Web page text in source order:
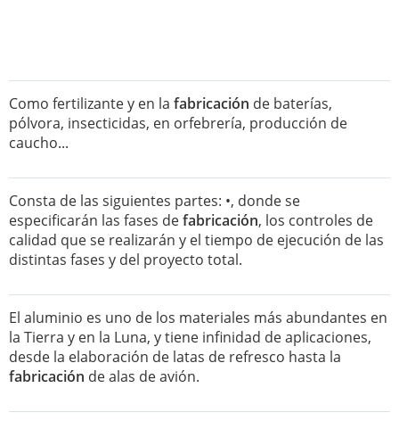
Como fertilizante y en la fabricación de baterías,
pólvora, insecticidas, en orfebrería, producción de
caucho...
Consta de las siguientes partes: •, donde se
especificarán las fases defabricación, los controles de
calidad que se realizarán y el tiempo de ejecución de las
distintas fases y del proyecto total.
El aluminio es uno de los materiales más abundantes en
la Tierra y en la Luna, y tiene infinidad de aplicaciones,
desde la elaboración de latas de refresco hasta la
fabricación de alas de avión.